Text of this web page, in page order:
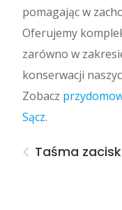
pomagając w
Oferujemy
zarówno w
konserwacji
Zobacz
Sącz.
Taśma